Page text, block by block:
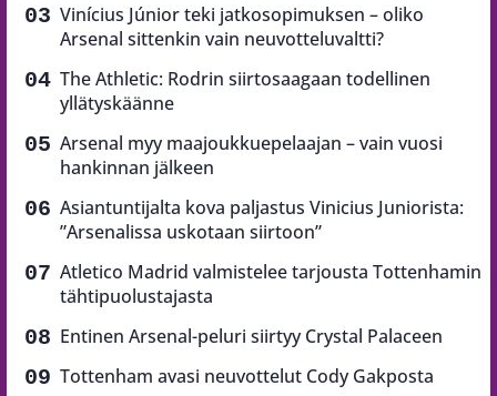
Vinícius Júnior teki jatkosopimuksen – oliko
Arsenal sittenkin vain neuvotteluvaltti?
The Athletic: Rodrin siirtosaagaan todellinen
yllätyskäänne
Arsenal myy maajoukkuepelaajan – vain vuosi
hankinnan jälkeen
Asiantuntijalta kova paljastus Vinicius Juniorista:
”Arsenalissa uskotaan siirtoon”
Atletico Madrid valmistelee tarjousta Tottenhamin
tähtipuolustajasta
Entinen Arsenal-peluri siirtyy Crystal Palaceen
Tottenham avasi neuvottelut Cody Gakposta